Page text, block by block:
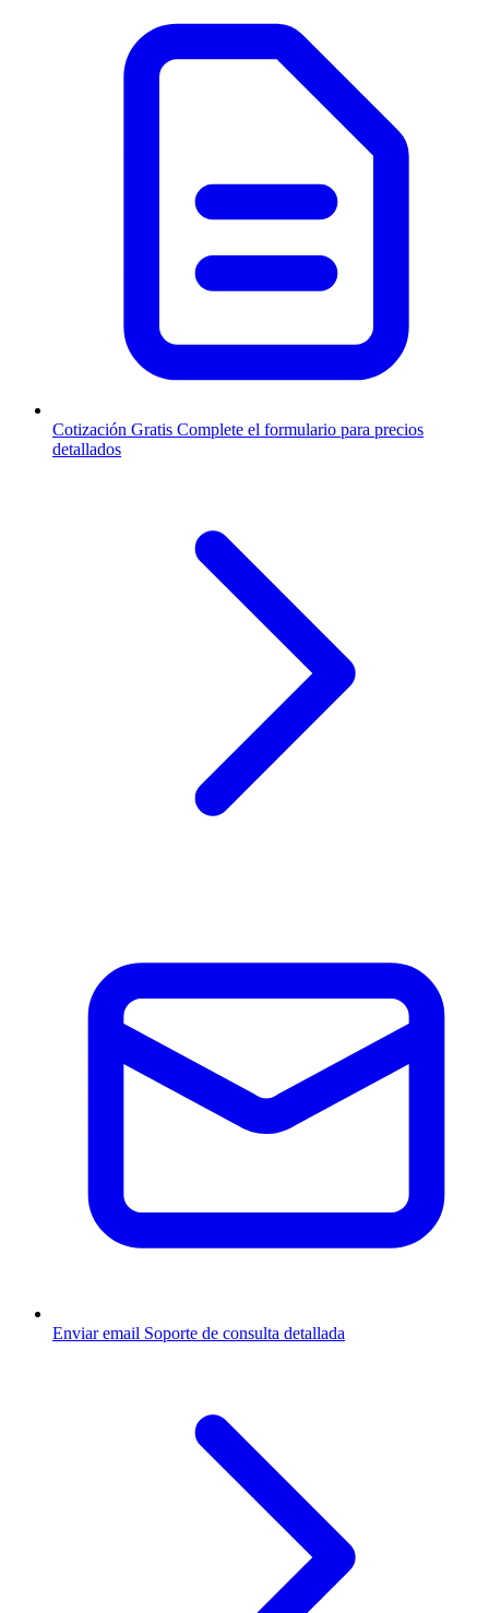
Cotización Gratis Complete el formulario para precios
detallados
Enviar email Soporte de consulta detallada